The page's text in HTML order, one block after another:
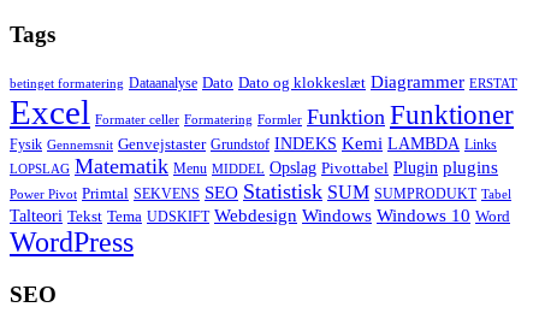
Tags
betinget formatering Dataanalyse Dato Dato og klokkeslæt Diagrammer ERSTAT
Excel Formater celler Formatering Formler Funktion Funktioner
Fysik Gennemsnit Genvejstaster Grundstof INDEKS Kemi LAMBDA Links
LOPSLAG Matematik Menu MIDDEL Opslag Pivottabel Plugin plugins
Power Pivot Primtal SEKVENS SEO Statistisk SUM SUMPRODUKT Tabel
Talteori Tekst Tema UDSKIFT Webdesign Windows Windows 10 Word
WordPress
SEO